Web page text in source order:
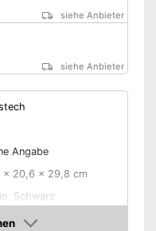
siehe Anbieter
siehe Anbieter
Angabe
x 20,6 x 29,8 cm
Schwarz
g